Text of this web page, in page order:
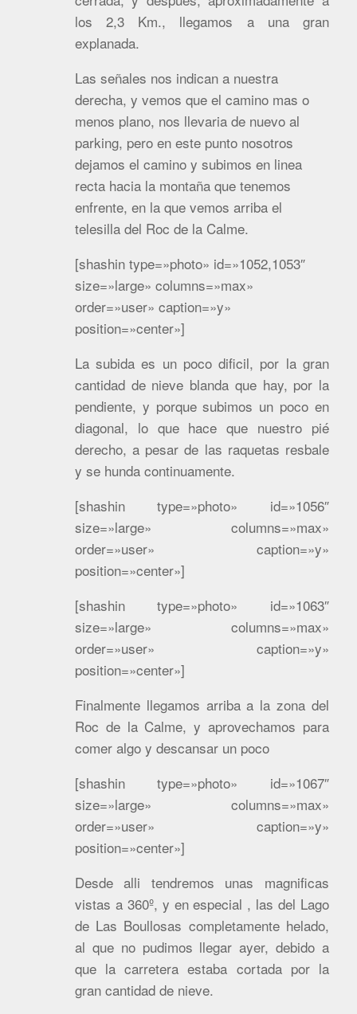
los 2,3 Km., llegamos a una gran
explanada.
Las señales nos indican a nuestra
derecha, y vemos que el camino mas o
menos plano, nos llevaria de nuevo al
parking, pero en este punto nosotros
dejamos el camino y subimos en linea
recta hacia la montaña que tenemos
enfrente, en la que vemos arriba el
telesilla del Roc de la Calme.
[shashin type=»photo» id=»1052,1053″
size=»large» columns=»max»
order=»user» caption=»y»
position=»center»]
La subida es un poco dificil, por la gran
cantidad de nieve blanda que hay, por la
pendiente, y porque subimos un poco en
diagonal, lo que hace que nuestro pié
derecho, a pesar de las raquetas resbale
y se hunda continuamente.
[shashin type=»photo» id=»1056″
size=»large» columns=»max»
order=»user» caption=»y»
position=»center»]
[shashin type=»photo» id=»1063″
size=»large» columns=»max»
order=»user» caption=»y»
position=»center»]
Finalmente llegamos arriba a la zona del
Roc de la Calme, y aprovechamos para
comer algo y descansar un poco
[shashin type=»photo» id=»1067″
size=»large» columns=»max»
order=»user» caption=»y»
position=»center»]
Desde alli tendremos unas magnificas
vistas a 360º, y en especial , las del Lago
de Las Boullosas completamente helado,
al que no pudimos llegar ayer, debido a
que la carretera estaba cortada por la
gran cantidad de nieve.